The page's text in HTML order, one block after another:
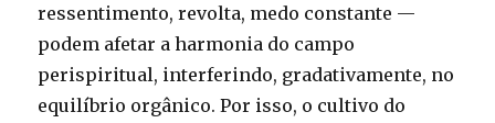
ressentimento, revolta, medo constante —
podem afetar a harmonia do campo
perispiritual, interferindo, gradativamente, no
equilíbrio orgânico. Por isso, o cultivo do